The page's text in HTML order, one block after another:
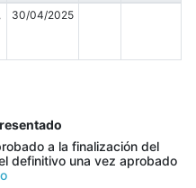
30/04/2025
a la finalización del
definitivo una vez aprobado